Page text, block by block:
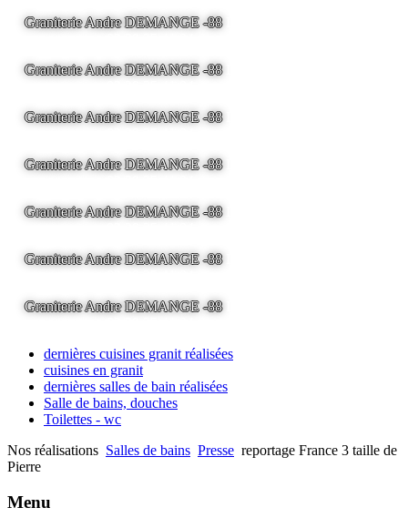
Graniterie Andre DEMANGE -88
Graniterie Andre DEMANGE -88
Graniterie Andre DEMANGE -88
Graniterie Andre DEMANGE -88
Graniterie Andre DEMANGE -88
Graniterie Andre DEMANGE -88
Graniterie Andre DEMANGE -88
dernières cuisines granit réalisées
cuisines en granit
dernières salles de bain réalisées
Salle de bains, douches
Toilettes - wc
Nos réalisations Salles de bains Presse reportage France 3 taille de
Pierre
Menu